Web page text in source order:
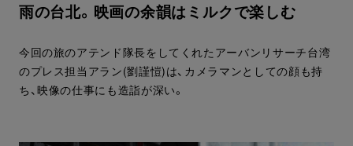
雨の台北。映画の余韻はミルクで楽しむ
今回の旅のアテンド隊長をしてくれたアーバンリサーチ台湾
のプレス担当アラン(劉謹愷)は、カメラマンとしての顔も持
ち、映像の仕事にも造詣が深い。